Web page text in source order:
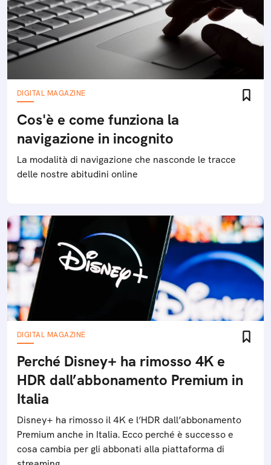
DIGITAL MAGAZINE
Cos'è e come funziona la
navigazione in incognito
La modalità di navigazione che nasconde le tracce
delle nostre abitudini online
DIGITAL MAGAZINE
Perché Disney+ ha rimosso 4K e
HDR dall’abbonamento Premium in
Italia
Disney+ ha rimosso il 4K e l’HDR dall’abbonamento
Premium anche in Italia. Ecco perché è successo e
cosa cambia per gli abbonati alla piattaforma di